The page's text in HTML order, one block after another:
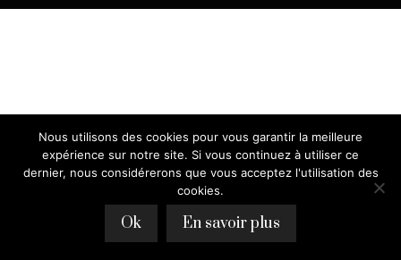
Nous utilisons des cookies pour vous garantir la meilleure
expérience sur notre site. Si vous continuez à utiliser ce
dernier, nous considérerons que vous acceptez l'utilisation des
cookies.
Ok En savoir plus